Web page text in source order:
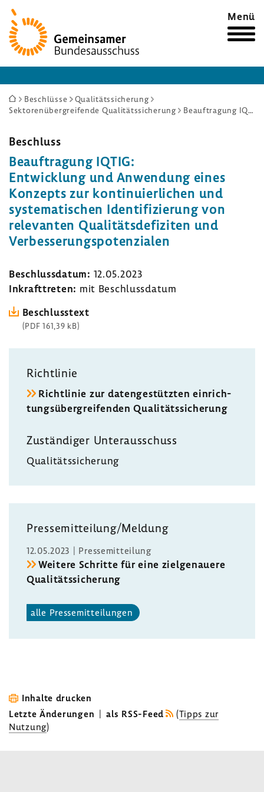
Zur
Startseite
Menü
Sie
sind
Beschlüsse
Qualitätssicherung
Sektorenübergreifende Qualitätssicherung
Beauftragung IQTIG: Entwicklung und Anwendung eines Konzepts zur kontinuierlichen und systematischen Identifizierung von relevanten Qualitätsdefiziten und Verbesserungspotenzialen
Beschluss
Beauf­tra­gung IQTIG:
Entwick­lung und Anwen­dung eines
Konzepts zur konti­nu­ier­li­chen und
syste­ma­ti­schen Iden­ti­fi­zie­rung von
rele­vanten Quali­täts­de­fi­ziten und
Verbes­se­rungs­po­ten­zialen
Beschluss­datum: 12.05.2023
Inkraft­treten: mit Beschluss­datum
Beschluss­text
(PDF 161,39 kB)
Richt­linie
Richt­linie zur daten­ge­stützten einrich­
tungs­über­grei­fenden Quali­täts­si­che­rung
Zustän­diger Unter­aus­schuss
Quali­täts­si­che­rung
Pres­se­mit­tei­lung/Meldung
12.05.2023 | Pres­se­mit­tei­lung
Weitere Schritte für eine ziel­ge­nauere
Quali­täts­si­che­rung
alle Pres­se­mit­tei­lungen
Inhalte drucken
Letzte Änderungen | als RSS-Feed (Tipps zur
Nutzung)